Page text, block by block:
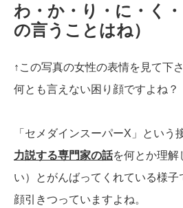
わ・か・り・に・く
の言うことはね）
↑この写真の女性の表情を見て下さ
何とも言えない困り顔ですよね？
「セメダインスーパーX」という
力説する専門家の話を何とか理解
い）とがんばってくれている様子
顔引きつっていますよね。